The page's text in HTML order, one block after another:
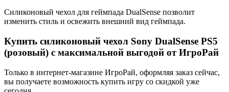
Силиконовый чехол для геймпада DualSense позволит
изменить стиль и освежить внешний вид геймпада.
Купить силиконовый чехол Sony DualSense PS5
(розовый) с максимальной выгодой от ИгроРай
Только в интернет-магазине ИгроРай, оформляя заказ сейчас,
вы получаете возможность купить игру со скидкой уже